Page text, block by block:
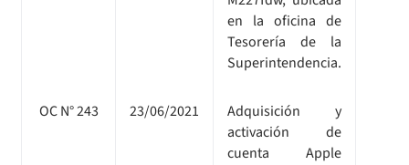
en la oficina de
Tesorería de la
Superintendencia.
OC N° 243 23/06/2021
Adquisición y
activación de
cuenta Apple